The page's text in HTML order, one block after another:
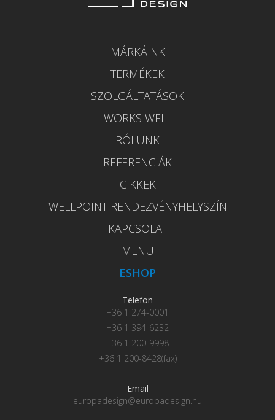
MÁRKÁINK
TERMÉKEK
SZOLGÁLTATÁSOK
WORKS WELL
RÓLUNK
REFERENCIÁK
CIKKEK
WELLPOINT RENDEZVÉNYHELYSZÍN
KAPCSOLAT
MENU
ESHOP
Telefon
+36 1 274-0001
+36 1 394-6232
+36 1 200-9998
+36 1 200-8428(fax)
Email
europadesign@europadesign.hu